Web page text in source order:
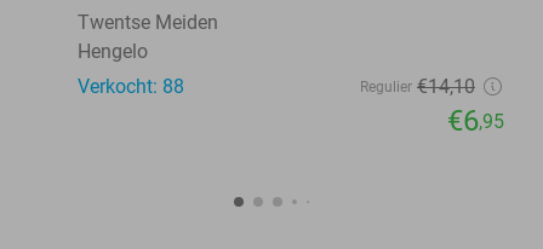
Twentse Meiden
Hengelo
Verkocht: 88
Regulier €14,10
€6,95